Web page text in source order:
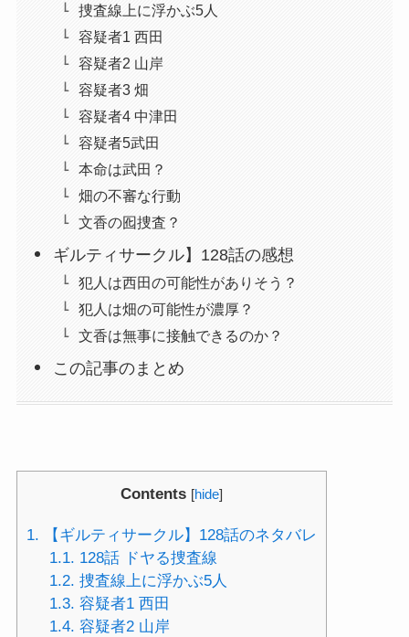
捜査線上に浮かぶ5人
容疑者1 西田
容疑者2 山岸
容疑者3 畑
容疑者4 中津田
容疑者5武田
本命は武田？
畑の不審な行動
文香の囮捜査？
ギルティサークル】128話の感想
犯人は西田の可能性がありそう？
犯人は畑の可能性が濃厚？
文香は無事に接触できるのか？
この記事のまとめ
Contents [hide]
1. 【ギルティサークル】128話のネタバレ
1.1. 128話 ドヤる捜査線
1.2. 捜査線上に浮かぶ5人
1.3. 容疑者1 西田
1.4. 容疑者2 山岸